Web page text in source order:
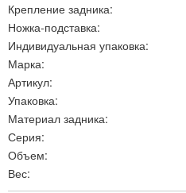
Крепление задника:
Ножка-подставка:
Индивидуальная упаковка:
Марка:
Артикул:
Упаковка:
Материал задника:
Серия:
Объем:
Вес: